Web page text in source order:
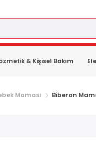
& Kişisel Bakım
Maması Biberon